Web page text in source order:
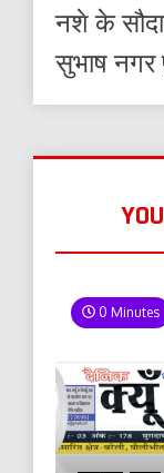
नशे के
सुभाष नगर
0 Minutes